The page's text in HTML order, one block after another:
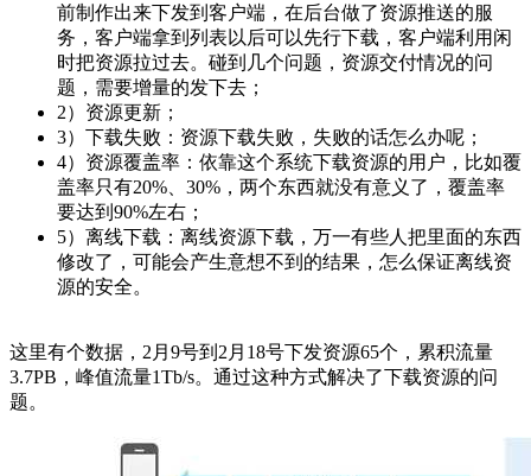
前制作出来下发到客户端，在后台做了资源推送的服
务，客户端拿到列表以后可以先行下载，客户端利用闲
时把资源拉过去。碰到几个问题，资源交付情况的问
题，需要增量的发下去；
2）资源更新；
3）下载失败：资源下载失败，失败的话怎么办呢；
4）资源覆盖率：依靠这个系统下载资源的用户，比如覆
盖率只有20%、30%，两个东西就没有意义了，覆盖率
要达到90%左右；
5）离线下载：离线资源下载，万一有些人把里面的东西
修改了，可能会产生意想不到的结果，怎么保证离线资
源的安全。
这里有个数据，2月9号到2月18号下发资源65个，累积流量
3.7PB，峰值流量1Tb/s。通过这种方式解决了下载资源的问
题。